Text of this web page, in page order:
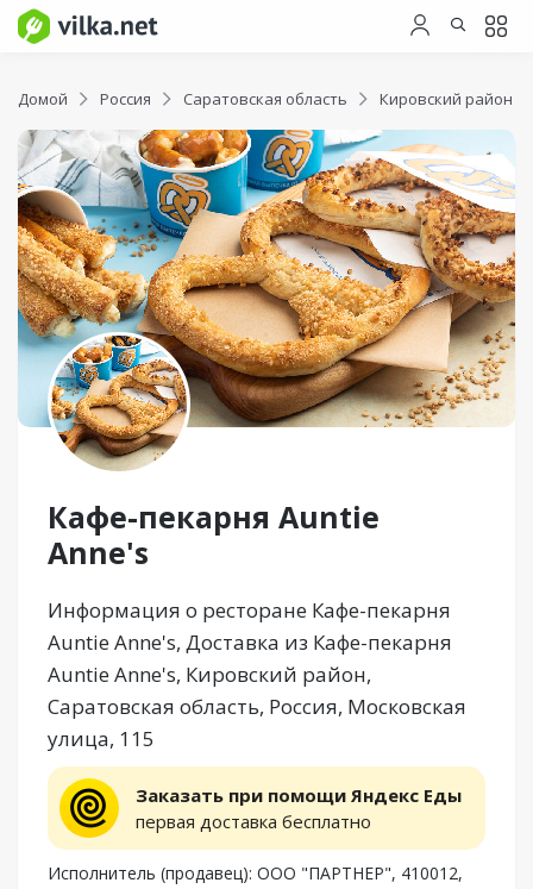
Домой Россия Саратовская область Кировский район
Кафе-пекарня Auntie
Anne's
Информация о ресторане Кафе-пекарня
Auntie Anne's, Доставка из Кафе-пекарня
Auntie Anne's, Кировский район,
Саратовская область, Россия, Московская
улица, 115
Заказать при помощи Яндекс Еды
первая доставка бесплатно
Исполнитель (продавец): ООО "ПАРТНЕР", 410012,